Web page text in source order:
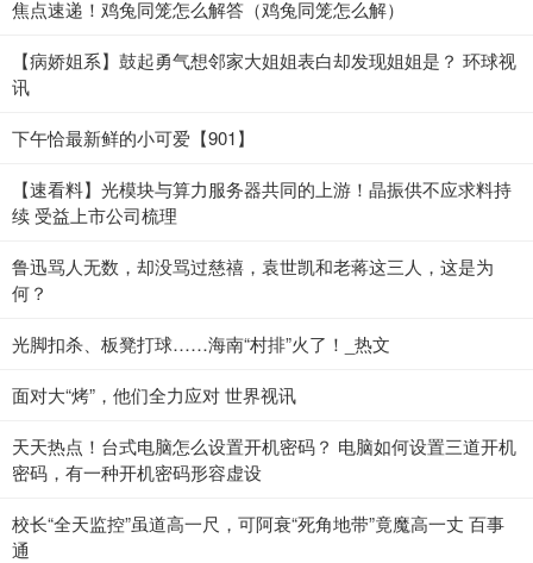
焦点速递！鸡兔同笼怎么解答（鸡兔同笼怎么解）
【病娇姐系】鼓起勇气想邻家大姐姐表白却发现姐姐是？ 环球视
讯
下午恰最新鲜的小可爱【901】
【速看料】光模块与算力服务器共同的上游！晶振供不应求料持
续 受益上市公司梳理
鲁迅骂人无数，却没骂过慈禧，袁世凯和老蒋这三人，这是为
何？
光脚扣杀、板凳打球……海南“村排”火了！_热文
面对大“烤”，他们全力应对 世界视讯
天天热点！台式电脑怎么设置开机密码？ 电脑如何设置三道开机
密码，有一种开机密码形容虚设
校长“全天监控”虽道高一尺，可阿衰“死角地带”竟魔高一丈 百事
通